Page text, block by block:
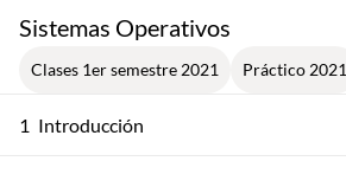
Sistemas Operativos
Clases 1er semestre 2021 Práctico 2021
1 Introducción